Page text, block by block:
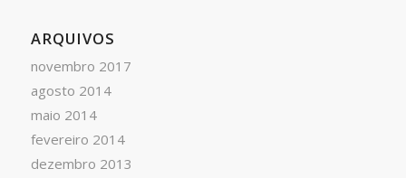
ARQUIVOS
novembro 2017
agosto 2014
maio 2014
fevereiro 2014
dezembro 2013